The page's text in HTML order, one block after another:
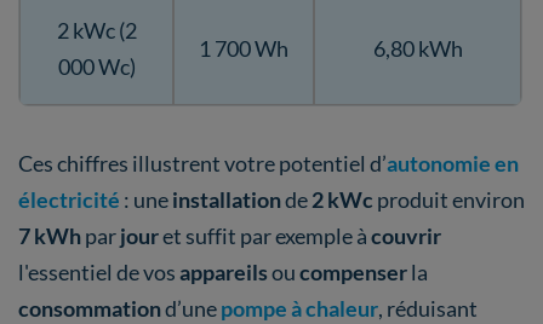
2 kWc (2
000 Wc)
1 700 Wh 6,80 kWh
Ces chiffres illustrent votre potentiel d’autonomie en
électricité : uneinstallationde2 kWc produit environ
7 kWhparjouret suffit par exemple àcouvrir
l'essentiel de vosappareilsoucompenserla
consommationd’unepompe à chaleur, réduisant